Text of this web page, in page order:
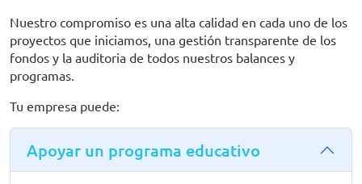
Nuestro compromiso es una alta calidad en cada uno de los
proyectos que iniciamos, una gestión transparente de los
fondos y la auditoria de todos nuestros balances y
programas.
Tu empresa puede:
Apoyar un programa educativo